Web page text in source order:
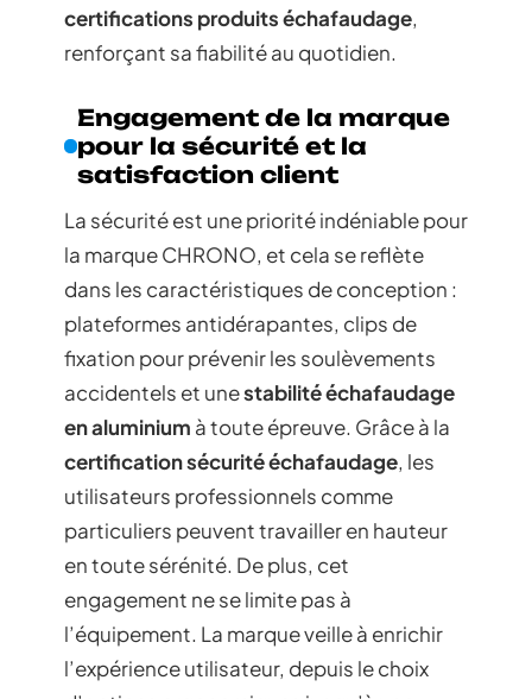
certifications produits échafaudage,
renforçant sa fiabilité au quotidien.
Engagement de la marque
pour la sécurité et la
satisfaction client
La sécurité est une priorité indéniable pour
la marque CHRONO, et cela se reflète
dans les caractéristiques de conception :
plateformes antidérapantes, clips de
fixation pour prévenir les soulèvements
accidentels et unestabilité échafaudage
en aluminium à toute épreuve. Grâce à la
certification sécurité échafaudage, les
utilisateurs professionnels comme
particuliers peuvent travailler en hauteur
en toute sérénité. De plus, cet
engagement ne se limite pas à
l’équipement. La marque veille à enrichir
l’expérience utilisateur, depuis le choix